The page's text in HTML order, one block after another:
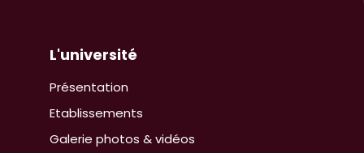
L'université
Présentation
Etablissements
Galerie photos & vidéos